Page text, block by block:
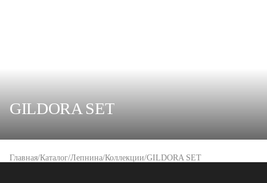
GILDORA SET
Главная Каталог Лепнина Коллекции GILDORA SET